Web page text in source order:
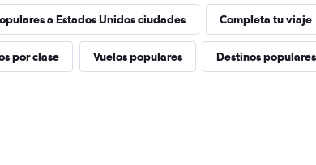
a Estados Unidos ciudades Completa tu viaje
por clase Vuelos populares Destinos populares